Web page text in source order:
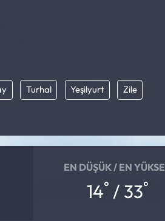
Turhal Yeşilyurt Zile
EN DÜŞÜK / EN
14° / 33°